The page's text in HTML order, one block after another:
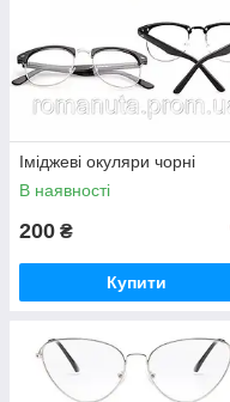
Іміджеві окуляри чорні
В наявності
200 ₴
Купити